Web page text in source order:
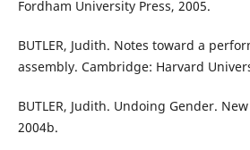
Fordham University Press, 2005.
BUTLER, Judith. Notes toward a
assembly. Cambridge: Harvard
BUTLER, Judith. Undoing Gender.
2004b.